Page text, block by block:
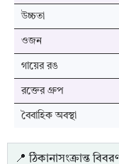
উচ্চতা
ওজন
গায়ের রঙ
রক্তের গ্রুপ
বৈবাহিক অবস্থা
📍 ঠিকানাসংক্রান্ত